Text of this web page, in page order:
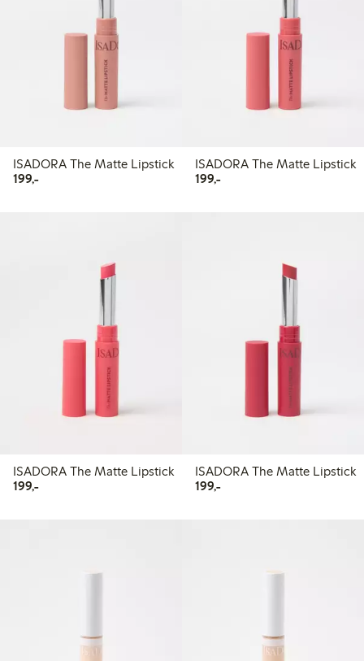
ISADORA The Matte Lipstick
199,-199,00 kr
ISADORA The Matte Lipstick
199,-199,00 kr
ISADORA The Matte Lipstick
199,-199,00 kr
ISADORA The Matte Lipstick
199,-199,00 kr